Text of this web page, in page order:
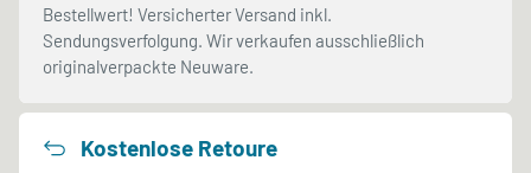
Bestellwert! Versicherter Versand inkl.
Sendungsverfolgung. Wir verkaufen ausschließlich
originalverpackte Neuware.
Kostenlose Retoure